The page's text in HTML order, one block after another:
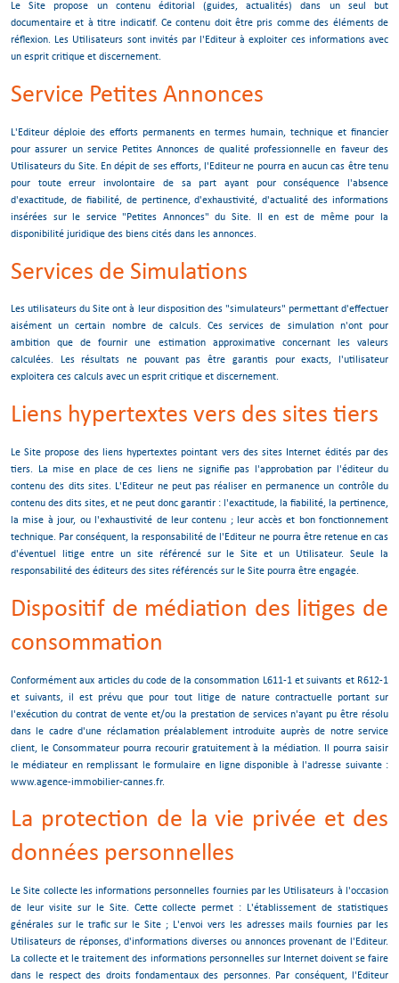
Le Site propose un contenu éditorial (guides, actualités) dans un seul but
documentaire et à titre indicatif. Ce contenu doit être pris comme des éléments de
réflexion. Les Utilisateurs sont invités par l'Editeur à exploiter ces informations avec
un esprit critique et discernement.
Service Petites Annonces
L'Editeur déploie des efforts permanents en termes humain, technique et financier
pour assurer un service Petites Annonces de qualité professionnelle en faveur des
Utilisateurs du Site. En dépit de ses efforts, l'Editeur ne pourra en aucun cas être tenu
pour toute erreur involontaire de sa part ayant pour conséquence l'absence
d'exactitude, de fiabilité, de pertinence, d'exhaustivité, d'actualité des informations
insérées sur le service "Petites Annonces" du Site. Il en est de même pour la
disponibilité juridique des biens cités dans les annonces.
Services de Simulations
Les utilisateurs du Site ont à leur disposition des "simulateurs" permettant d'effectuer
aisément un certain nombre de calculs. Ces services de simulation n'ont pour
ambition que de fournir une estimation approximative concernant les valeurs
calculées. Les résultats ne pouvant pas être garantis pour exacts, l'utilisateur
exploitera ces calculs avec un esprit critique et discernement.
Liens hypertextes vers des sites tiers
Le Site propose des liens hypertextes pointant vers des sites Internet édités par des
tiers. La mise en place de ces liens ne signifie pas l'approbation par l'éditeur du
contenu des dits sites. L'Editeur ne peut pas réaliser en permanence un contrôle du
contenu des dits sites, et ne peut donc garantir : l'exactitude, la fiabilité, la pertinence,
la mise à jour, ou l'exhaustivité de leur contenu ; leur accès et bon fonctionnement
technique. Par conséquent, la responsabilité de l'Editeur ne pourra être retenue en cas
d'éventuel litige entre un site référencé sur le Site et un Utilisateur. Seule la
responsabilité des éditeurs des sites référencés sur le Site pourra être engagée.
Dispositif de médiation des litiges de
consommation
Conformément aux articles du code de la consommation L611-1 et suivants et R612-1
et suivants, il est prévu que pour tout litige de nature contractuelle portant sur
l'exécution du contrat de vente et/ou la prestation de services n'ayant pu être résolu
dans le cadre d'une réclamation préalablement introduite auprès de notre service
client, le Consommateur pourra recourir gratuitement à la médiation. Il pourra saisir
le médiateur en remplissant le formulaire en ligne disponible à l'adresse suivante :
www.agence-immobilier-cannes.fr.
La protection de la vie privée et des
données personnelles
Le Site collecte les informations personnelles fournies par les Utilisateurs à l'occasion
de leur visite sur le Site. Cette collecte permet : L'établissement de statistiques
générales sur le trafic sur le Site ; L'envoi vers les adresses mails fournies par les
Utilisateurs de réponses, d'informations diverses ou annonces provenant de l'Editeur.
La collecte et le traitement des informations personnelles sur Internet doivent se faire
dans le respect des droits fondamentaux des personnes. Par conséquent, l'Editeur